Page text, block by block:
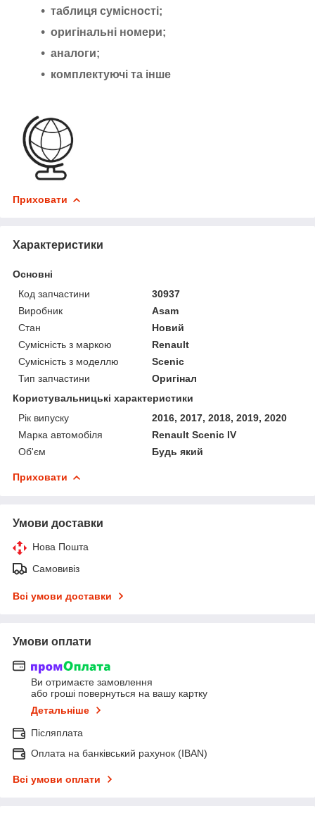
таблиця сумісності;
оригінальні номери;
аналоги;
комплектуючі та інше
Приховати
Характеристики
Основні
Код запчастини
30937
Виробник
Asam
Стан
Новий
Сумісність з маркою
Renault
Сумісність з моделлю
Scenic
Тип запчастини
Оригінал
Користувальницькі характеристики
Рік випуску
2016, 2017, 2018, 2019, 2020
Марка автомобіля
Renault Scenic IV
Об'єм
Будь який
Приховати
Умови доставки
Нова Пошта
Самовивіз
Всі умови доставки
Умови оплати
Ви отримаєте замовлення
або гроші повернуться на вашу картку
Детальніше
Післяплата
Оплата на банківський рахунок (IBAN)
Всі умови оплати